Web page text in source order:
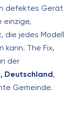
defektes Gerät
einzige,
die jedes Modell
kann. The Fix,
der
Deutschland,
Gemeinde.